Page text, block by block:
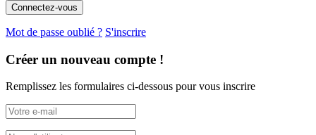
Mot de passe oublié ? S'inscrire
Créer un nouveau compte !
Remplissez les formulaires ci-dessous pour vous inscrire